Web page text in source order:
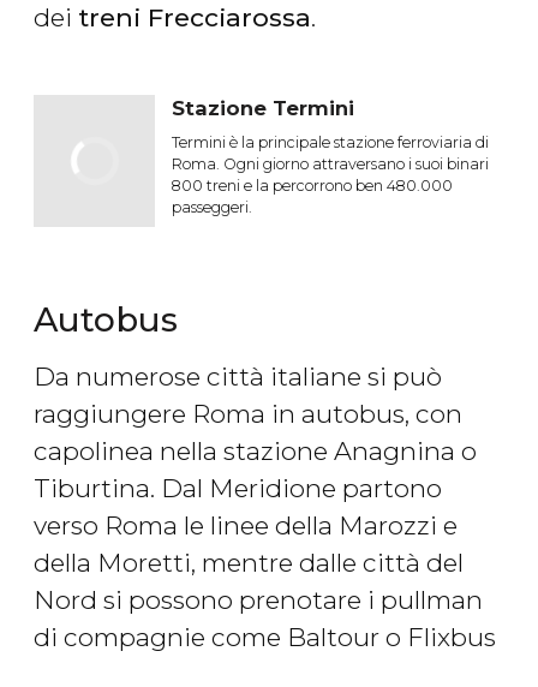
dei treni Frecciarossa.
Stazione Termini
Termini è la principale stazione ferroviaria di
Roma. Ogni giorno attraversano i suoi binari
800 treni e la percorrono ben 480.000
passeggeri.
Autobus
Da numerose città italiane si può
raggiungere Roma in autobus, con
capolinea nella stazione Anagnina o
Tiburtina. Dal Meridione partono
verso Roma le linee della Marozzi e
della Moretti, mentre dalle città del
Nord si possono prenotare i pullman
di compagnie come Baltour o Flixbus